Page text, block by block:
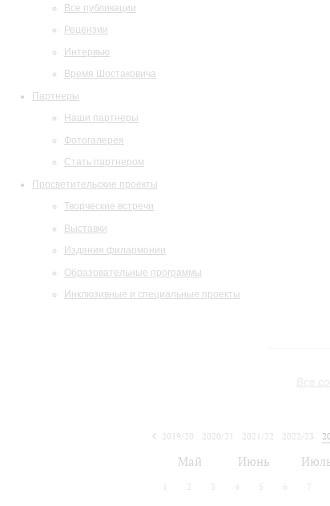
Все публикации
Рецензии
Интервью
Время Шостаковича
Партнеры
Наши партнеры
Фотогалерея
Стать партнером
Просветительские проекты
Творческие встречи
Выставки
Издания филармонии
Образовательные программы
Инклюзивные и специальные проекты
Все
2019/20
2020/21 2021/22 2022/23
Май Июнь
1 2 3 4 5 6 7